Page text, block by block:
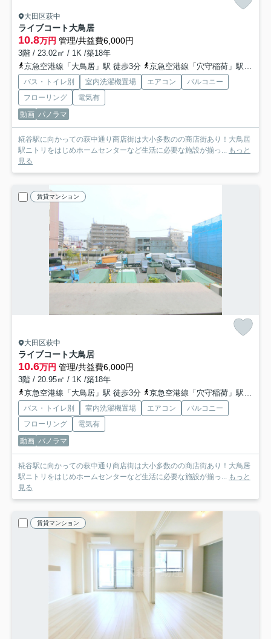
大田区萩中
ライブコート大鳥居
10.8万円 管理/共益費6,000円
3階 / 23.02㎡ / 1K /築18年
京急空港線「大鳥居」駅 徒歩3分
京急空港線「穴守稲荷」駅 徒歩11分
バス・トイレ別 室内洗濯機置場 エアコン
バルコニー
フローリング
電気有
動画 パノラマ
糀谷駅に向かっての萩中通り商店街は大小多数のの商店街あり！大鳥居
駅ニトリをはじめホームセンターなど生活に必要な施設が揃っ...
もっと
見る
賃貸マンション
大田区萩中
ライブコート大鳥居
10.6万円 管理/共益費6,000円
3階 / 20.95㎡ / 1K /築18年
京急空港線「大鳥居」駅 徒歩3分
京急空港線「穴守稲荷」駅 徒歩11分
バス・トイレ別 室内洗濯機置場 エアコン
バルコニー
フローリング
電気有
動画 パノラマ
糀谷駅に向かっての萩中通り商店街は大小多数のの商店街あり！大鳥居
駅ニトリをはじめホームセンターなど生活に必要な施設が揃っ...
もっと
見る
賃貸マンション